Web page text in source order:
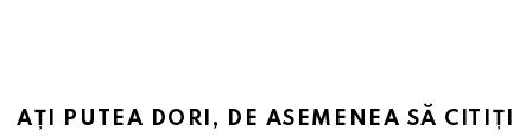
AȚI PUTEA DORI, DE ASEMENEA SĂ CITIȚI